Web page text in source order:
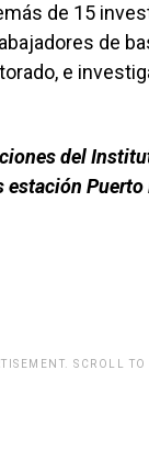
de 15
de
e
del
estación
SCROLL